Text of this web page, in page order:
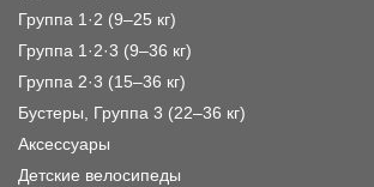
Группа 1·2 (9–25 кг)
Группа 1·2·3 (9–36 кг)
Группа 2·3 (15–36 кг)
Бустеры, Группа 3 (22–36 кг)
Аксессуары
Детские велосипеды